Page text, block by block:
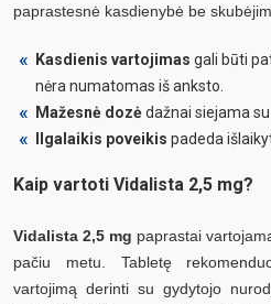
paprastesnė kasdienybė be
Kasdienis vartojimas gali būti
nėra numatomas iš anksto.
Mažesnė dozėdažnai siejama
Ilgalaikis poveikis padeda
Kaip vartoti Vidalista 2,5 mg?
Vidalista 2,5 mg paprastai
pačiu metu. Tabletę
vartojimą derinti su gydytojo